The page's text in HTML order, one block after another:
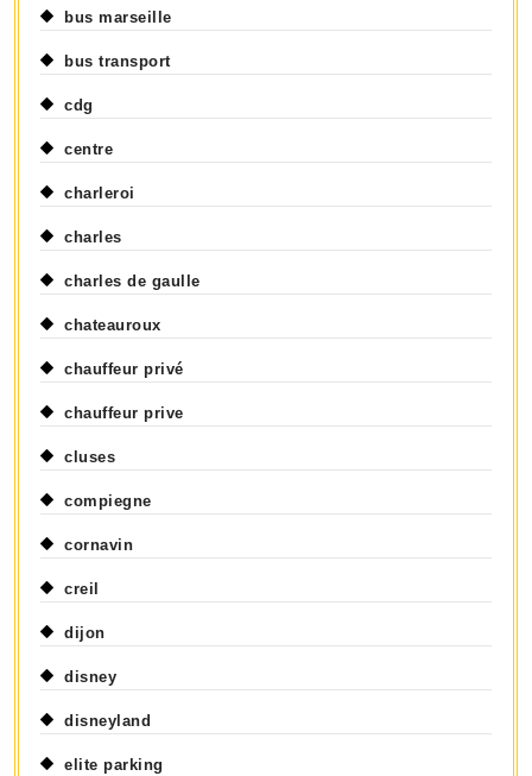
bus marseille
bus transport
cdg
centre
charleroi
charles
charles de gaulle
chateauroux
chauffeur privé
chauffeur prive
cluses
compiegne
cornavin
creil
dijon
disney
disneyland
elite parking